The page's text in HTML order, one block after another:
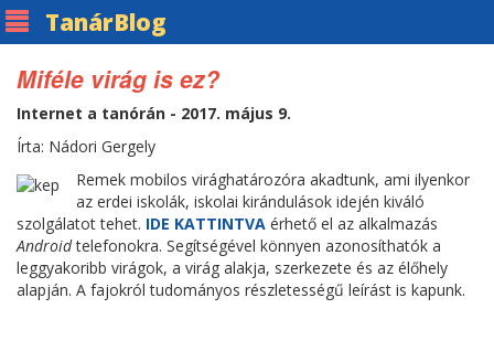
TanárBlog
Miféle virág is ez?
Internet a tanórán - 2017. május 9.
Írta: Nádori Gergely
Remek mobilos virághatározóra akadtunk, ami ilyenkor
az erdei iskolák, iskolai kirándulások idején kiváló
szolgálatot tehet. IDE KATTINTVA érhető el az alkalmazás
Androidtelefonokra. Segítségével könnyen azonosíthatók a
leggyakoribb virágok, a virág alakja, szerkezete és az élőhely
alapján. A fajokról tudományos részletességű leírást is kapunk.